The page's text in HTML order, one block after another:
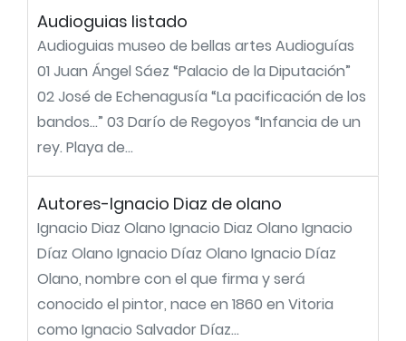
Audioguias listado
Audioguias museo de bellas artes Audioguías
01 Juan Ángel Sáez “Palacio de la Diputación”
02 José de Echenagusía “La pacificación de los
bandos…” 03 Darío de Regoyos “Infancia de un
rey. Playa de...
Autores-Ignacio Diaz de olano
Ignacio Diaz Olano Ignacio Diaz Olano Ignacio
Díaz Olano Ignacio Díaz Olano Ignacio Díaz
Olano, nombre con el que firma y será
conocido el pintor, nace en 1860 en Vitoria
como Ignacio Salvador Díaz...